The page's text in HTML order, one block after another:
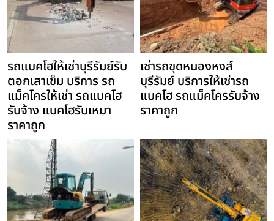
รถแบคโฮให้เช่าบุรีรัมย์รับ
ตอกเสาเข็ม บริการ รถ
แม็คโครให้เช่า รถแบคโฮ
รับจ้าง แบคโฮรับเหมา
ราคาถูก
เช่ารถขุดหนองหงส์
บุรีรัมย์ บริการให้เช่ารถ
แบคโฮ รถแม็คโครรับจ้าง
ราคาถูก